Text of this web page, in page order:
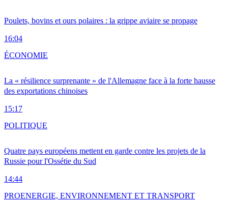
Poulets, bovins et ours polaires : la grippe aviaire se propage
16:04
La « résilience surprenante » de l'Allemagne face à la forte hausse
des exportations chinoises
15:17
ÉCONOMIE
Quatre pays européens mettent en garde contre les projets de la
Russie pour l'Ossétie du Sud
14:44
POLITIQUE
PROENERGIE, ENVIRONNEMENT ET TRANSPORT